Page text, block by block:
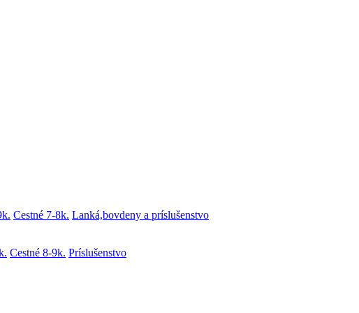
Cestné 7-8k. Lanká,bovdeny a príslušenstvo
Cestné 8-9k. Príslušenstvo